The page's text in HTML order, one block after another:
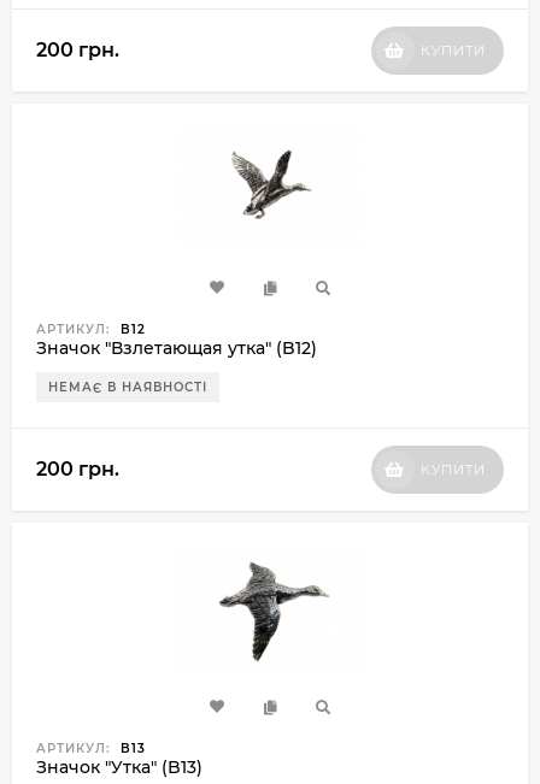
200 грн. КУПИТИ
АРТИКУЛ: B12
Значок "Взлетающая утка" (B12)
НЕМАЄ В НАЯВНОСТІ
200 грн. КУПИТИ
АРТИКУЛ: B13
Значок "Утка" (B13)